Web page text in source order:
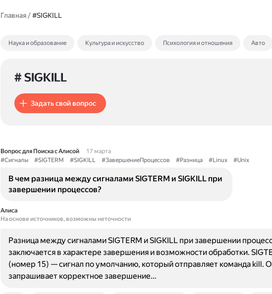
Главная/#SIGKILL
Наука и образование Культура и искусство Психология и отношения Авто
# SIGKILL
Задать свой вопрос
Вопрос для Поиска с Алисой
17 марта
#Сигналы
#SIGTERM #SIGKILL #ЗавершениеПроцессов #Разница #Linux #Unix
В чем разница между сигналами SIGTERM и SIGKILL при
завершении процессов?
Алиса
На основе источников, возможны неточности
Разница между сигналами SIGTERM и SIGKILL при завершении
заключается в характере завершения и возможности обработки.
(номер 15) — сигнал по умолчанию, который отправляет команда kill.
запрашивает корректное завершение…